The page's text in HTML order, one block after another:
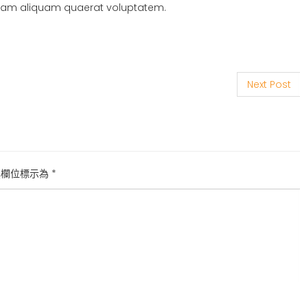
aliquam quaerat voluptatem.
Next Post
位標示為 *